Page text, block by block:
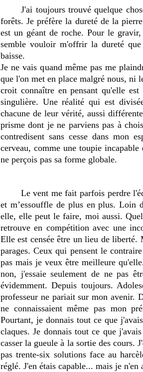
	J'ai toujours trouvé quelque chose de satisfaisant dans les paysages rocheux. Je n'aime pas les
forêts. Je préfère la dureté de la
est un géant de roche. Pour le
semble vouloir m'offrir la dureté
baisse.
Je ne vais quand même pas me
que l'on met en place malgré nous, ni
croit connaître en pensant qu'elle
singulière. Une réalité qui est
chacune de leur vérité, aussi
prisme dont je ne parviens pas à
contredisent sans cesse dans mon
cerveau, comme une toupie
ne perçois pas sa forme globale.
et m’essouffle de plus en plus. Loin
elle, elle peut le faire, moi aussi.
retrouve en compétition avec une
Elle est censée être un lieu de
parages. Ceux qui pensent le
pas mais je veux être meilleure
non, j'essaie seulement de ne pas
évidemment. Depuis toujours.
professeur ne pariait sur mon avenir.
ne connaissaient même pas mon
Pourtant, je donnais tout ce que
claques. Je donnais tout ce que
casser la gueule à la sortie des cours.
pas trente-six solutions face au
réglé. J'en étais capable... mais je n'en